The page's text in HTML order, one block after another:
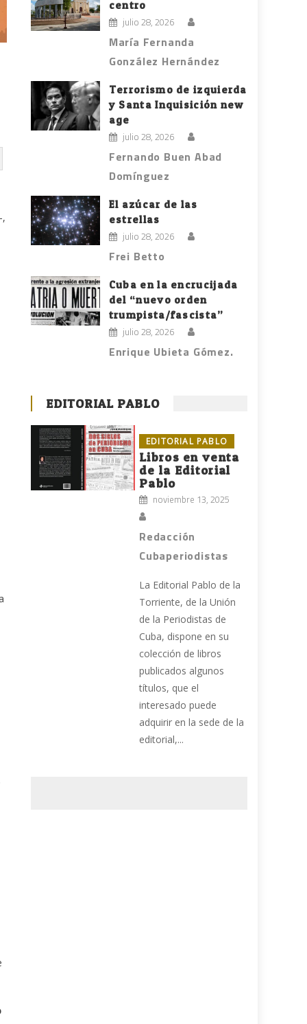
centro
julio 28, 2026
María Fernanda
González Hernández
Terrorismo de izquierda
y Santa Inquisición new
age
julio 28, 2026
Fernando Buen Abad
Domínguez
El azúcar de las
estrellas
julio 28, 2026
Frei Betto
Cuba en la encrucijada
del “nuevo orden
trumpista/fascista”
julio 28, 2026
Enrique Ubieta Gómez.
EDITORIAL PABLO
EDITORIAL PABLO
Libros en venta
de la Editorial
Pablo
noviembre 13, 2025
Redacción
Cubaperiodistas
La Editorial Pablo de la
Torriente, de la Unión
de la Periodistas de
Cuba, dispone en su
colección de libros
publicados algunos
títulos, que el
interesado puede
adquirir en la sede de la
editorial,...